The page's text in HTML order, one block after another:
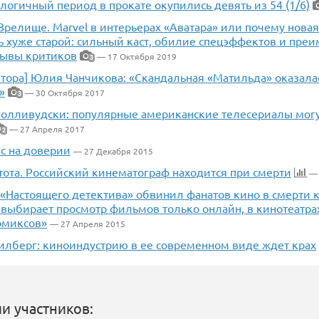
период в прокате окупились девять из 54 (1/6)
Marvel в интерьерах «Аватара» или почему
хуже старой: сильный каст, обилие спецэффектов и
критиков
3 — 17 Октября 2019
Юлия Чанчикова: «Скандальная «Матильда»
3 — 30 Октября 2017
популярные американские телесериалы
2 — 27 Апреля 2017
на доверии — 27 Декабря 2015
Российский кинематограф находится при смерти —
детектива» обвинил фанатов кино в смерти
просмотр фильмов только онлайн, в
— 27 Апреля 2015
киноиндустрию в ее современном виде ждет крах
участников: